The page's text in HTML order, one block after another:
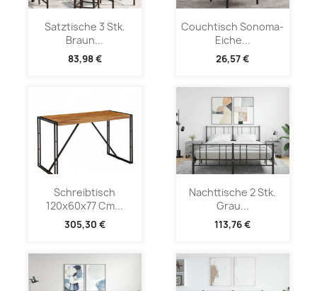
Satztische 3 Stk.
Braun...
83,98 €
Couchtisch Sonoma-
Eiche...
26,57 €
Schreibtisch
120x60x77 Cm...
305,30 €
Nachttische 2 Stk.
Grau...
113,76 €